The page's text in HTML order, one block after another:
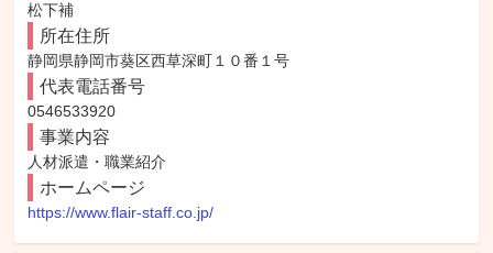
松下補
所在住所
静岡県静岡市葵区西草深町１０番１号
代表電話番号
0546533920
事業内容
人材派遣・職業紹介
ホームページ
https://www.flair-staff.co.jp/